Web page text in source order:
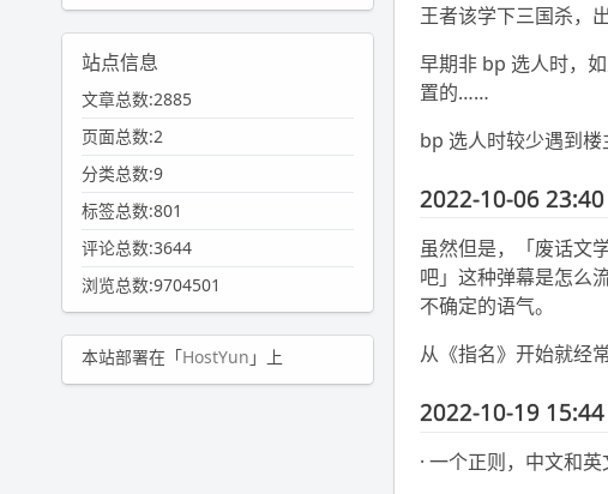
王者该学下三国杀，
早期非 bp 选人时，
置的……
bp 选人时较少遇到
2022-10-06 23:40
虽然但是，「废话文
吧」这种弹幕是怎么
不确定的语气。
从《指名》开始就经
2022-10-19 15:44
· 一个正则，中文和
站点信息
文章总数:2885
页面总数:2
分类总数:9
标签总数:801
评论总数:3644
浏览总数:9704501
本站部署在「HostYun 」上